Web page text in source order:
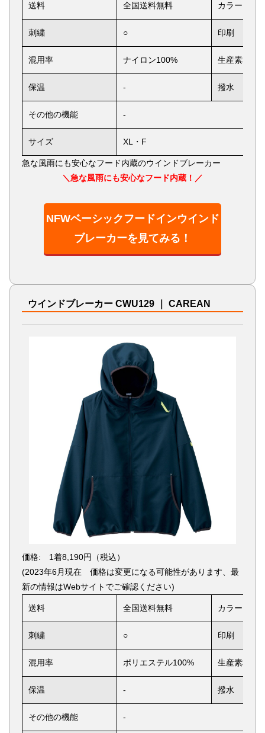
送料 全国送料無料 カラー
刺繍 ○ 印刷
混用率 ナイロン100% 生産素材
保温 - 撥水
その他の機能 -
サイズ XL・F
急な風雨にも安心なフード内蔵のウインドブレーカー
＼急な風雨にも安心なフード内蔵！／
NFWベーシックフードインウインド
ブレーカーを見てみる！
ウインドブレーカー CWU129 ｜ CAREAN
価格: 1着8,190円（税込）
(2023年6月現在 価格は変更になる可能性があります、最
新の情報はWebサイトでご確認ください)
送料 全国送料無料 カラー
刺繍 ○ 印刷
混用率 ポリエステル100% 生産素材
保温 - 撥水
その他の機能 -